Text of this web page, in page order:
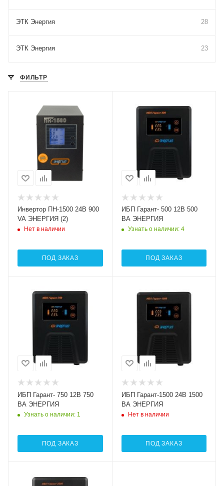
ЭТК Энергия 28
ЭТК Энергия 23
ФИЛЬТР
Инвертор ПН-1500 24В 900
VA ЭНЕРГИЯ (2)
Нет в наличии
ПОД ЗАКАЗ
мощность (активная),
Интерактивный
(Line-Interactive)
мощность (полная), ВА
500
ИБП Гарант- 500 12В 500
ВА ЭНЕРГИЯ
Узнать о наличии: 4
ПОД ЗАКАЗ
Номинальная
мощность (активная),
(Line-Interactive)
мощность (полная), ВА
750
ИБП Гарант- 750 12В 750
ВА ЭНЕРГИЯ
Узнать о наличии: 1
ПОД ЗАКАЗ
мощность (активная),
(Line-Interactive)
мощность (полная), ВА
1500
ИБП Гарант-1500 24В 1500
ВА ЭНЕРГИЯ
Нет в наличии
ПОД ЗАКАЗ